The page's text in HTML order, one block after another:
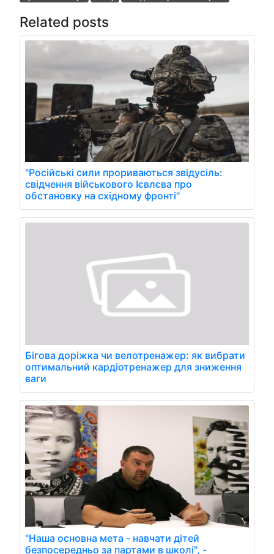
Related posts
"Російські сили прориваються звідусіль:
свідчення військового Ієвлєва про
обстановку на східному фронті"
Бігова доріжка чи велотренажер: як вибрати
оптимальний кардіотренажер для зниження
ваги
"Наша основна мета - навчати дітей
безпосередньо за партами в школі", -